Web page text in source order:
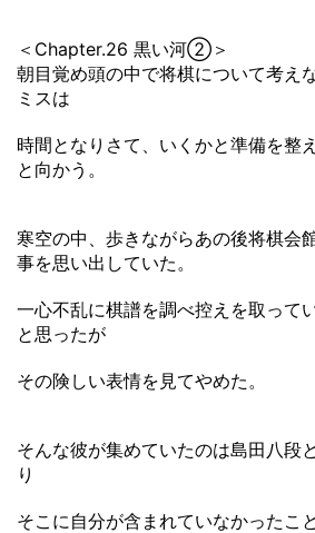
＜Chapter.26 黒い河➁＞
朝目覚め頭の中で将棋について考え
ミスは
時間となりさて、いくかと準備を整
と向かう。
寒空の中、歩きながらあの後将棋会
事を思い出していた。
一心不乱に棋譜を調べ控えを取って
と思ったが
その険しい表情を見てやめた。
そんな彼が集めていたのは島田八段
り
そこに自分が含まれていなかったこ